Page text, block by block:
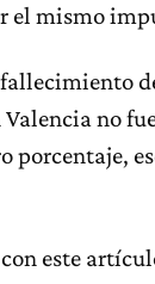
el mismo
fallecimiento
no
porcentaje,
este